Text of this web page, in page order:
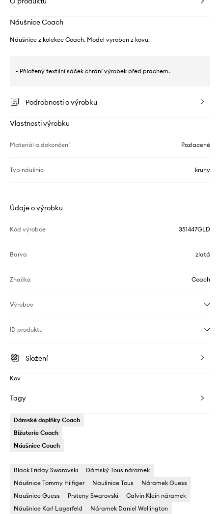
Náušnice Coach
Náušnice z kolekce Coach. Model vyroben z kovu.
- Přiložený textilní sáček chrání výrobek před prachem.
Podrobnosti o výrobku
Vlastnosti výrobku
Materiál a dokončení Pozlacené
Typ náušnic kruhy
Údaje o výrobku
Kód výrobce 351447GLD
Barva zlatá
Značka Coach
Výrobce
ID produktu
Složení
Kov
Tagy
Dámské doplňky Coach
Bižuterie Coach
Náušnice Coach
Black Friday Swarovski
Dámský Tous náramek
Náušnice Tommy Hilfiger
Naušnice Tous
Náramek Guess
Naušnice Guess
Prsteny Swarovski
Calvin Klein náramek
Náušnice Karl Lagerfeld
Náramek Daniel Wellington